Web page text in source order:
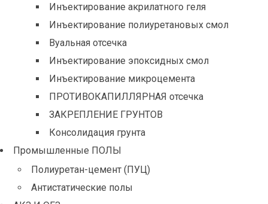
Инъектирование акрилатного геля
Инъектирование полиуретановых смол
Вуальная отсечка
Инъектирование эпоксидных смол
Инъектирование микроцемента
ПРОТИВОКАПИЛЛЯРНАЯ отсечка
ЗАКРЕПЛЕНИЕ ГРУНТОВ
Консолидация грунта
Промышленные ПОЛЫ
Полиуретан-цемент (ПУЦ)
Антистатические полы